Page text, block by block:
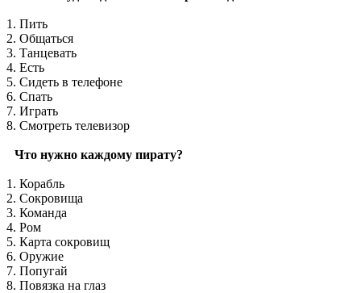
1. Пить
2. Общаться
3. Танцевать
4. Есть
5. Сидеть в телефоне
6. Спать
7. Играть
8. Смотреть телевизор
Что нужно каждому пирату?
1. Корабль
2. Сокровища
3. Команда
4. Ром
5. Карта сокровищ
6. Оружие
7. Попугай
8. Повязка на глаз